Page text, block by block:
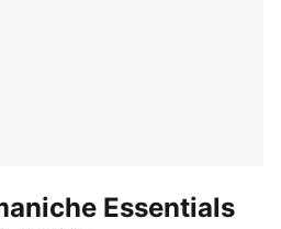
Essentials